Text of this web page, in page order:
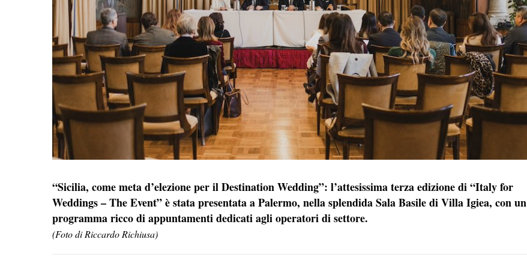
“Sicilia, come meta d’elezione per il Destination Wedding”: l’attesissima terza edizione di “Italy for
Weddings – The Event” è stata presentata a Palermo, nella splendida Sala Basile di Villa Igiea, con un
programma ricco di appuntamenti dedicati agli operatori di settore.
(Foto di Riccardo Richiusa)